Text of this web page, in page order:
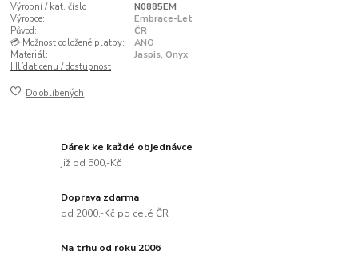
Výrobní / kat. číslo
N0885EM
Výrobce:
Embrace-Let
Původ:
ČR
💳 Možnost odložené platby:
ANO
Materiál:
Jaspis, Onyx
Hlídat cenu / dostupnost
Do oblíbených
Dárek ke každé objednávce
již od 500,-Kč
Doprava zdarma
od 2000,-Kč po celé ČR
Na trhu od roku 2006